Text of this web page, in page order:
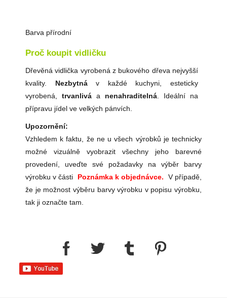
Barva přírodní
Proč koupit vidličku
Dřevěná vidlička vyrobená z bukového dřeva nejvyšší
kvality. Nezbytnáv každé kuchyni, esteticky
vyrobená, trvanlivá a nenahraditelná . Ideální na
přípravu jídel ve velkých pánvích.
Upozornění:
Vzhledem k faktu, že ne u všech výrobků je technicky
možné vizuálně vyobrazit všechny jeho barevné
provedení, uveďte své požadavky na výběr barvy
výrobku v části Poznámka k objednávce.
V případě,
že je možnost výběru barvy výrobku v popisu výrobku,
tak ji označte tam.